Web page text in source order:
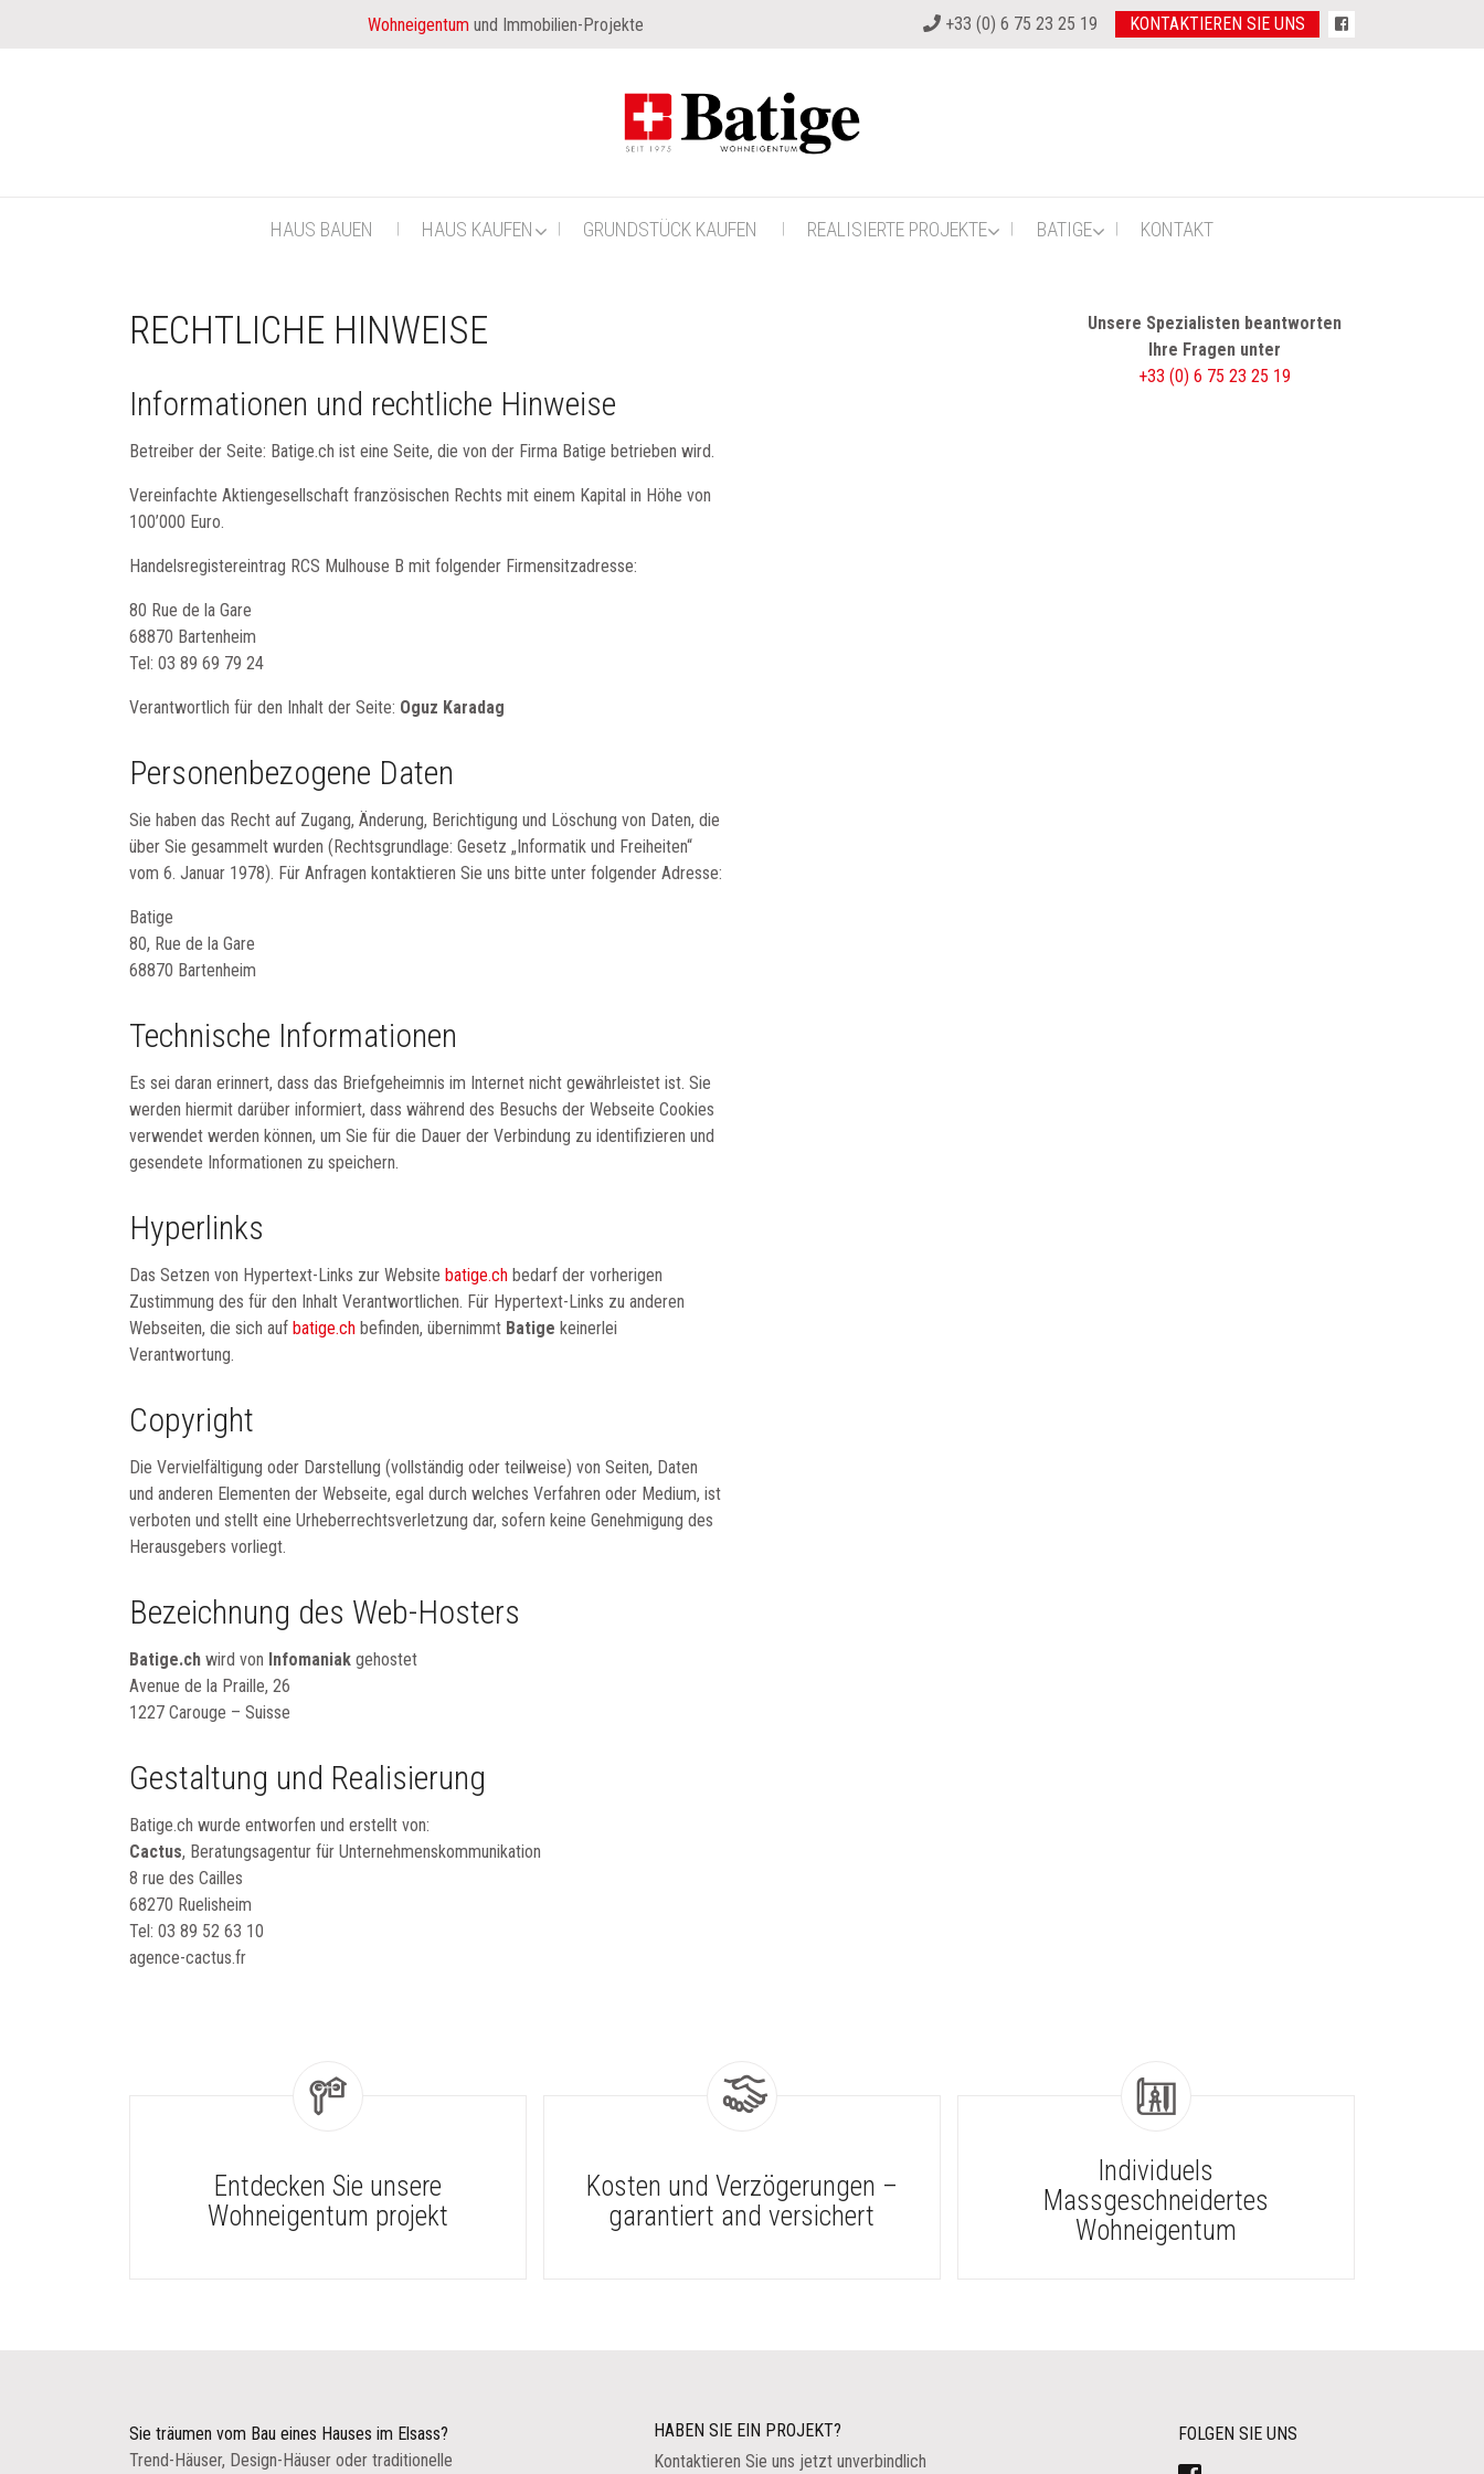
HAUS BAUEN HAUS KAUFEN GRUNDSTÜCK KAUFEN REALISIERTE PROJEKTE BATIGE KONTAKT
RECHTLICHE HINWEISE
Informationen und rechtliche Hinweise
Betreiber der Seite: Batige.ch ist eine Seite, die von der Firma Batige betrieben wird.
Vereinfachte Aktiengesellschaft französischen Rechts mit einem Kapital in Höhe von
100’000 Euro.
Handelsregistereintrag RCS Mulhouse B mit folgender Firmensitzadresse:
80 Rue de la Gare
68870 Bartenheim
Tel: 03 89 69 79 24
Verantwortlich für den Inhalt der Seite: Oguz Karadag
Personenbezogene Daten
Sie haben das Recht auf Zugang, Änderung, Berichtigung und Löschung von Daten, die
über Sie gesammelt wurden (Rechtsgrundlage: Gesetz „Informatik und Freiheiten“
vom 6. Januar 1978). Für Anfragen kontaktieren Sie uns bitte unter folgender Adresse:
Batige
80, Rue de la Gare
68870 Bartenheim
Technische Informationen
Es sei daran erinnert, dass das Briefgeheimnis im Internet nicht gewährleistet ist. Sie
werden hiermit darüber informiert, dass während des Besuchs der Webseite Cookies
verwendet werden können, um Sie für die Dauer der Verbindung zu identifizieren und
gesendete Informationen zu speichern.
Hyperlinks
Das Setzen von Hypertext-Links zur Website batige.ch bedarf der vorherigen
Zustimmung des für den Inhalt Verantwortlichen. Für Hypertext-Links zu anderen
Webseiten, die sich auf batige.ch befinden, übernimmt Batige keinerlei
Verantwortung.
Copyright
Die Vervielfältigung oder Darstellung (vollständig oder teilweise) von Seiten, Daten
und anderen Elementen der Webseite, egal durch welches Verfahren oder Medium, ist
verboten und stellt eine Urheberrechtsverletzung dar, sofern keine Genehmigung des
Herausgebers vorliegt.
Bezeichnung des Web-Hosters
Batige.ch wird von Infomaniak gehostet
Avenue de la Praille, 26
1227 Carouge – Suisse
Gestaltung und Realisierung
Batige.ch wurde entworfen und erstellt von:
Cactus, Beratungsagentur für Unternehmenskommunikation
8 rue des Cailles
68270 Ruelisheim
Tel: 03 89 52 63 10
agence-cactus.fr
Unsere Spezialisten beantworten
Ihre Fragen unter
+33 (0) 6 75 23 25 19
Wohneigentum und Immobilien-Projekte +33 (0) 6 75 23 25 19 KONTAKTIEREN SIE UNS
Entdecken Sie unsere
Wohneigentum projekt
Kosten und Verzögerungen –
garantiert and versichert
Individuels
Massgeschneidertes
Wohneigentum
Sie träumen vom Bau eines Hauses im Elsass?
Trend-Häuser, Design-Häuser oder traditionelle
HABEN SIE EIN PROJEKT?
Kontaktieren Sie uns jetzt unverbindlich
FOLGEN SIE UNS